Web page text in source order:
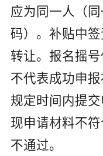
应为同一人（
码）。补贴中
转让。报名摇号
不代表成功申
规定时间内提
现申请材料不
不通过。